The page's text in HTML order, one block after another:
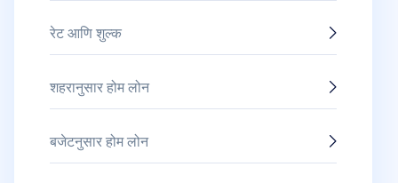
रेट आणि शुल्क
शहरानुसार होम लोन
बजेटनुसार होम लोन